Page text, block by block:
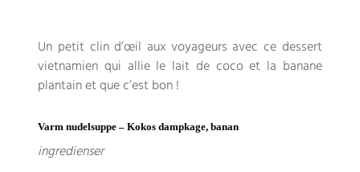
Un petit clin d’œil aux voyageurs avec ce dessert
vietnamien qui allie le lait de coco et la banane
plantain et que c’est bon!
Varm nudelsuppe – Kokos dampkage, banan
ingredienser